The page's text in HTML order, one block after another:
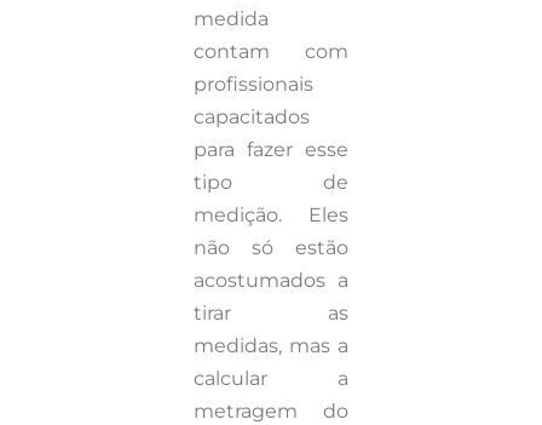
medida
contam com
profissionais
capacitados
para fazer esse
tipo de
medição. Eles
não só estão
acostumados a
tirar as
medidas, mas a
calcular a
metragem do